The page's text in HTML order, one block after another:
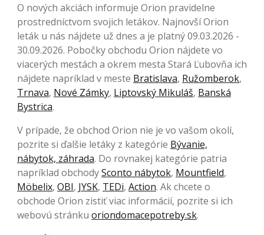
O nových akciách informuje Orion pravidelne
prostredníctvom svojich letákov. Najnovší Orion
leták u nás nájdete už dnes a je platný 09.03.2026 -
30.09.2026. Pobočky obchodu Orion nájdete vo
viacerých mestách a okrem mesta Stará Ľubovňa ich
nájdete napríklad v meste Bratislava, Ružomberok,
Trnava, Nové Zámky, Liptovský Mikuláš, Banská
Bystrica.
V prípade, že obchod Orion nie je vo vašom okolí,
pozrite si ďalšie letáky z kategórie Bývanie,
nábytok, záhrada. Do rovnakej kategórie patria
napríklad obchodySconto nábytok, Mountfield,
Möbelix, OBI, JYSK, TEDi, Action. Ak chcete o
obchode Orion zistiť viac informácií, pozrite si ich
webovú stránku oriondomacepotreby.sk.